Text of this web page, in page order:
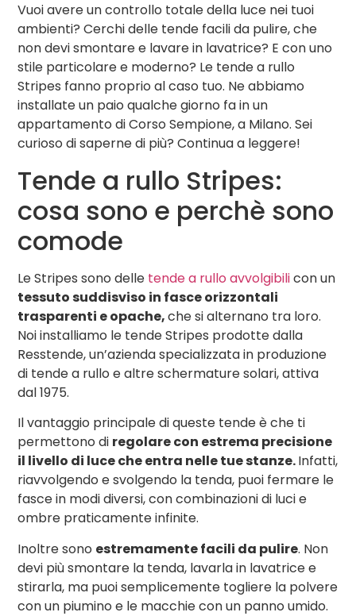
Vuoi avere un controllo totale della luce nei tuoi
ambienti? Cerchi delle tende facili da pulire, che
non devi smontare e lavare in lavatrice? E con uno
stile particolare e moderno? Le tende a rullo
Stripes fanno proprio al caso tuo. Ne abbiamo
installate un paio qualche giorno fa in un
appartamento di Corso Sempione, a Milano. Sei
curioso di saperne di più? Continua a leggere!
Tende a rullo Stripes:
cosa sono e perchè sono
comode
Le Stripes sono delle tende a rullo avvolgibilicon un
tessuto suddisviso in fasce orizzontali
trasparenti e opache,che si alternano tra loro.
Noi installiamo le tende Stripes prodotte dalla
Resstende, un’azienda specializzata in produzione
di tende a rullo e altre schermature solari, attiva
dal 1975.
Il vantaggio principale di queste tende è che ti
permettono di regolare con estrema precisione
il livello di luce che entra nelle tue stanze.Infatti,
riavvolgendo e svolgendo la tenda, puoi fermare le
fasce in modi diversi, con combinazioni di luci e
ombre praticamente infinite.
Inoltre sono estremamente facili da pulire. Non
devi più smontare la tenda, lavarla in lavatrice e
stirarla, ma puoi semplicemente togliere la polvere
con un piumino e le macchie con un panno umido.